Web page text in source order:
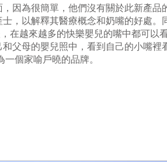
因為很簡單，他們沒有關於此新產品
，以解釋其醫療概念和奶嘴的好處。
在越來越多的快樂嬰兒的嘴中都可以
父母的嬰兒照中，看到自己的小嘴裡
個家喻戶曉的品牌。